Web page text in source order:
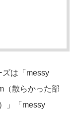
ズは「messy
（散らかった部
」「messy